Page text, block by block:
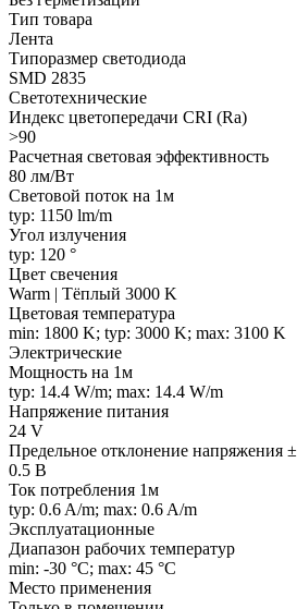
Тип товара
Лента
Типоразмер светодиода
SMD 2835
Светотехнические
Индекс цветопередачи CRI (Ra)
>90
Расчетная световая эффективность
80 лм/Вт
Световой поток на 1м
typ: 1150 lm/m
Угол излучения
typ: 120 °
Цвет свечения
Warm | Тёплый 3000 K
Цветовая температура
min: 1800 K; typ: 3000 K; max: 3100 K
Электрические
Мощность на 1м
typ: 14.4 W/m; max: 14.4 W/m
Напряжение питания
24 V
Предельное отклонение напряжения ±
0.5 В
Ток потребления 1м
typ: 0.6 A/m; max: 0.6 A/m
Эксплуатационные
Диапазон рабочих температур
min: -30 °C; max: 45 °C
Место применения